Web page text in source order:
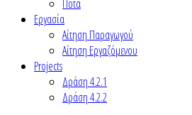
Ποτά
Εργασία
Αίτηση Παραγωγού
Αίτηση Εργαζόμενου
Projects
Δράση 4.2.1
Δράση 4.2.2